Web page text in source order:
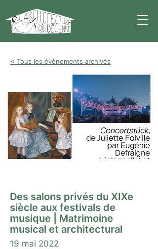
< Tous les évènements archivés
Des salons privés du XIXe
siècle aux festivals de
musique | Matrimoine
musical et architectural
19 mai 2022